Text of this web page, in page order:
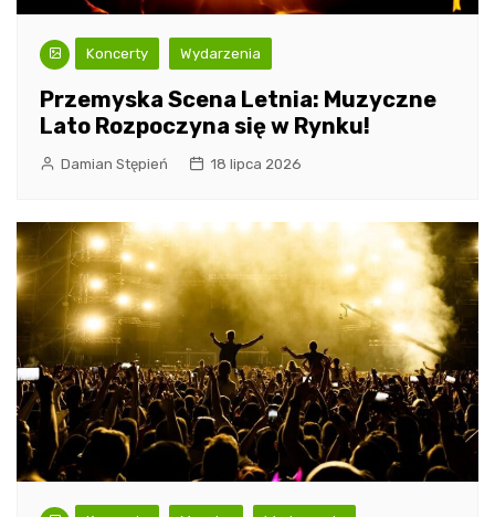
Koncerty Wydarzenia
Przemyska Scena Letnia: Muzyczne
Lato Rozpoczyna się w Rynku!
Damian Stępień 18 lipca 2026